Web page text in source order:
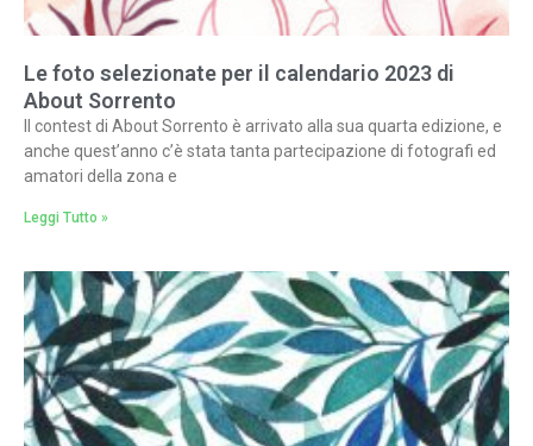
Le foto selezionate per il calendario 2023 di
About Sorrento
Il contest di About Sorrento è arrivato alla sua quarta edizione, e
anche quest’anno c’è stata tanta partecipazione di fotografi ed
amatori della zona e
Leggi Tutto »